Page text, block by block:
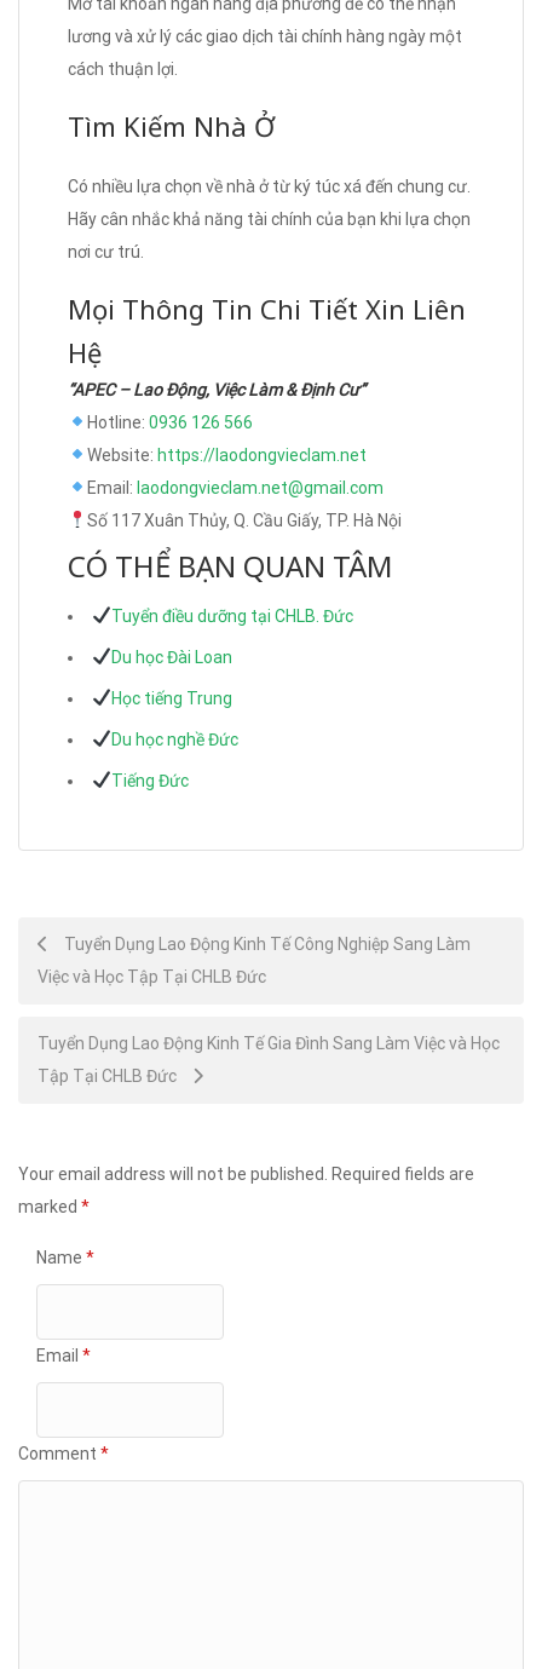
lương và xử lý các giao dịch tài chính hàng ngày một
cách thuận lợi.
Tìm Kiếm Nhà Ở
Có nhiều lựa chọn về nhà ở từ ký túc xá đến chung cư.
Hãy cân nhắc khả năng tài chính của bạn khi lựa chọn
nơi cư trú.
Mọi Thông Tin Chi Tiết Xin Liên
Hệ
“APEC – Lao Động, Việc Làm & Định Cư”
Hotline: 0936 126 566
Website: https://laodongvieclam.net
Email: laodongvieclam.net@gmail.com
Số 117 Xuân Thủy, Q. Cầu Giấy, TP. Hà Nội
CÓ THỂ BẠN QUAN TÂM
Tuyển điều dưỡng tại CHLB. Đức
Du học Đài Loan
Học tiếng Trung
Du học nghề Đức
Tiếng Đức
Post
navigation
Tuyển Dụng Lao Động Kinh Tế Công Nghiệp Sang Làm
Việc và Học Tập Tại CHLB Đức
Tuyển Dụng Lao Động Kinh Tế Gia Đình Sang Làm Việc và Học
Tập Tại CHLB Đức
Your email address will not be published.
Required fields are
marked *
Name *
Email *
Comment *